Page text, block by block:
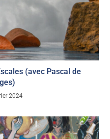
(avec Pascal de
2024